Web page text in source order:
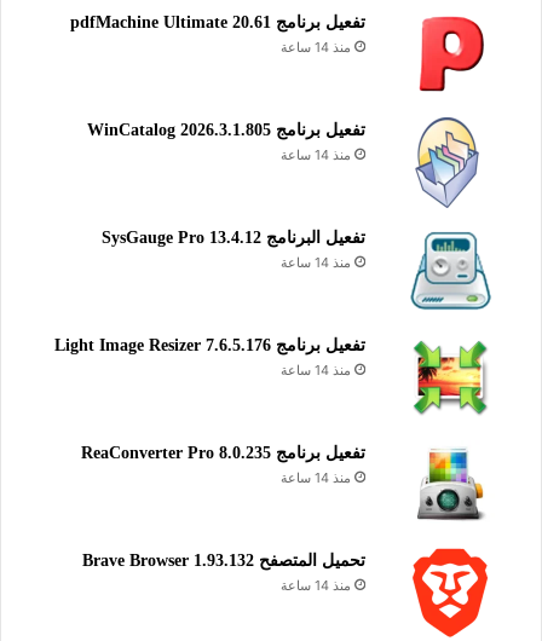
تفعيل برنامج pdfMachine Ultimate 20.61
منذ 14 ساعة
تفعيل برنامج WinCatalog 2026.3.1.805
منذ 14 ساعة
تفعيل البرنامج 13.4.12 SysGauge Pro
منذ 14 ساعة
تفعيل برنامج Light Image Resizer 7.6.5.176
منذ 14 ساعة
تفعيل برنامج ReaConverter Pro 8.0.235
منذ 14 ساعة
تحميل المتصفح Brave Browser 1.93.132
منذ 14 ساعة